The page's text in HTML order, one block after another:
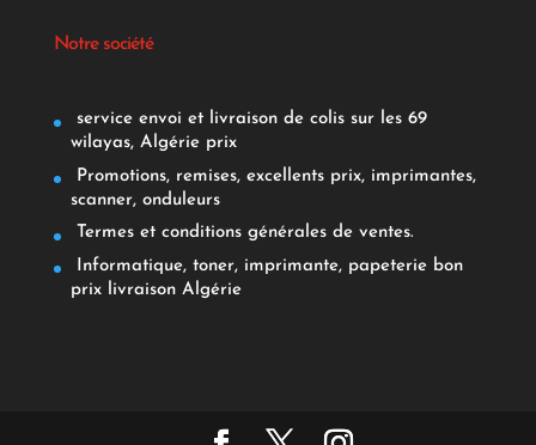
Notre société
service envoi et livraison de colis sur les 69
wilayas, Algérie prix
Promotions, remises, excellents prix, imprimantes,
scanner, onduleurs
Termes et conditions générales de ventes.
Informatique, toner, imprimante, papeterie bon
prix livraison Algérie